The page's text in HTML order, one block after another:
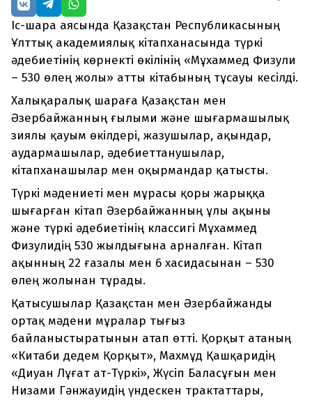
Іс-шара аясында Қазақстан Республикасының
Ұлттық академиялық кітапханасында түркі
әдебиетінің көрнекті өкілінің «Мұхаммед Физули
– 530 өлең жолы» атты кітабының тұсауы кесілді.
Халықаралық шараға Қазақстан мен
Әзербайжанның ғылыми және шығармашылық
зиялы қауым өкілдері, жазушылар, ақындар,
аудармашылар, әдебиеттанушылар,
кітапханашылар мен оқырмандар қатысты.
Түркі мәдениеті мен мұрасы қоры жарыққа
шығарған кітап Әзербайжанның ұлы ақыны
және түркі әдебиетінің классигі Мұхаммед
Физулидің 530 жылдығына арналған. Кітап
ақынның 22 ғазалы мен 6 хасидасынан – 530
өлең жолынан тұрады.
Қатысушылар Қазақстан мен Әзербайжанды
ортақ мәдени мұралар тығыз
байланыстыратынын атап өтті. Қорқыт атаның
«Китаби дедем Қорқыт», Махмұд Қашқаридің
«Диуан Лұғат ат-Түркі», Жүсіп Баласұғын мен
Низами Гәнжауидің үндескен трактаттары,